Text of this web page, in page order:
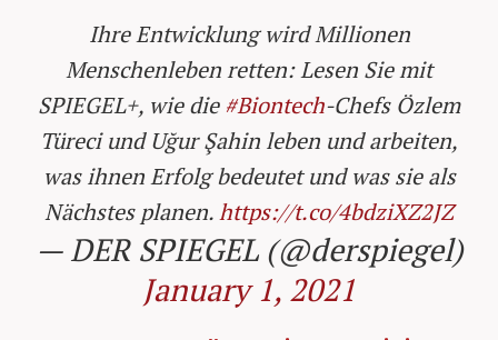
Ihre Entwicklung wird Millionen
Menschenleben retten: Lesen Sie mit
SPIEGEL+, wie die #Biontech-Chefs Özlem
Türeci und Uğur Şahin leben und arbeiten,
was ihnen Erfolg bedeutet und was sie als
Nächstes planen.https://t.co/4bdziXZ2JZ
— DER SPIEGEL (@derspiegel)
January 1, 2021